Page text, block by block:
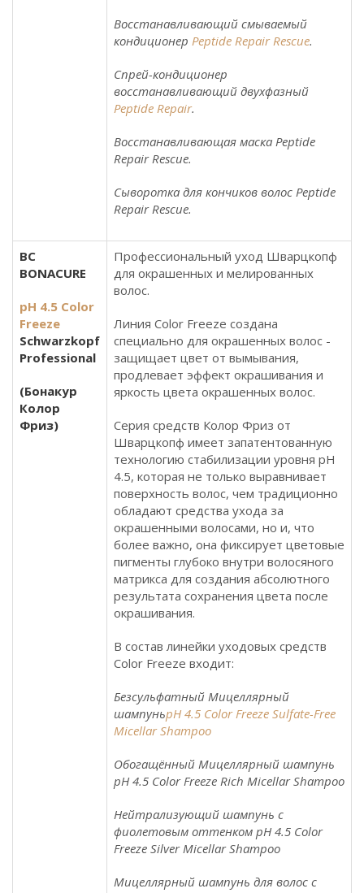
Восстанавливающий смываемый
кондиционер Peptide Repair Rescue.
Спрей-кондиционер
восстанавливающий двухфазный
Peptide Repair.
Восстанавливающая маска Peptide
Repair Rescue.
Сыворотка для кончиков волос Peptide
Repair Rescue.
BC
BONACURE
pH 4.5 Color
Freeze
Schwarzkopf
Professional
(Бонакур
Колор
Фриз)
Профессиональный уход Шварцкопф
для окрашенных и мелированных
волос.
Линия Color Freeze создана
специально для окрашенных волос -
защищает цвет от вымывания,
продлевает эффект окрашивания и
яркость цвета окрашенных волос.
Серия средств Колор Фриз от
Шварцкопф имеет запатентованную
технологию стабилизации уровня pH
4.5, которая не только выравнивает
поверхность волос, чем традиционно
обладают средства ухода за
окрашенными волосами, но и, что
более важно, она фиксирует цветовые
пигменты глубоко внутри волосяного
матрикса для создания абсолютного
результата сохранения цвета после
окрашивания.
В состав линейки уходовых средств
Color Freeze входит:
Безсульфатный Мицеллярный
шампуньpH 4.5 Color Freeze Sulfate-Free
Micellar Shampoo
Обогащённый Мицеллярный шампунь
pH 4.5 Color Freeze Rich Micellar Shampoo
Нейтрализующий шампунь с
фиолетовым оттенком pH 4.5 Color
Freeze Silver Micellar Shampoo
Мицеллярный шампунь для волос с